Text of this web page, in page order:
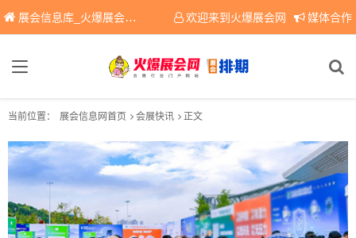
展会信息库_火爆展会网免费展会信息查询平台，提供专业会展服务！ 欢迎来到火爆展会网 媒体合作
当前位置： 展会信息网首页 会展快讯 正文